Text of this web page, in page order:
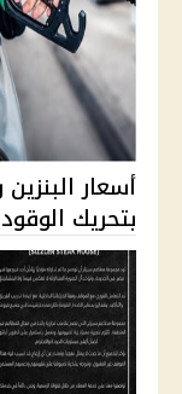
أسعار
بتحريك